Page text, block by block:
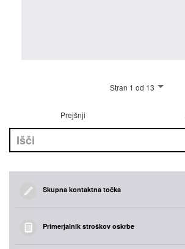
Stran 1 od 13
Prejšnji
Skupna kontaktna točka
Primerjalnik stroškov oskrbe